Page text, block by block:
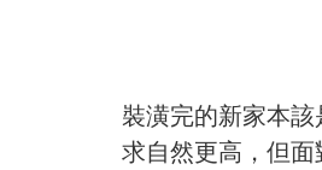
裝潢完的新家本
求自然更高，但面